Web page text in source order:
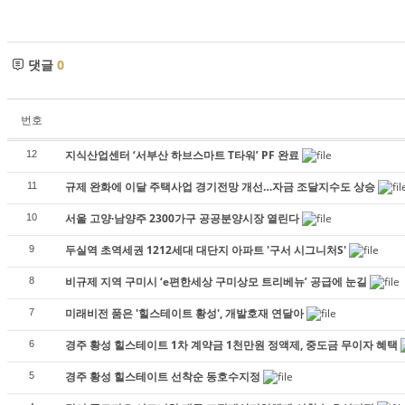
댓글 0
번호
12 지식산업센터 ‘서부산 하브스마트 T타워’ PF 완료
11 규제 완화에 이달 주택사업 경기전망 개선…자금 조달지수도 상승
10 서울 고양·남양주 2300가구 공공분양시장 열린다
9 두실역 초역세권 1212세대 대단지 아파트 '구서 시그니처S'
8 비규제 지역 구미시 ‘e편한세상 구미상모 트리베뉴’ 공급에 눈길
7 미래비전 품은 '힐스테이트 황성', 개발호재 연달아
6 경주 황성 힐스테이트 1차 계약금 1천만원 정액제, 중도금 무이자 혜택
5 경주 황성 힐스테이트 선착순 동호수지정